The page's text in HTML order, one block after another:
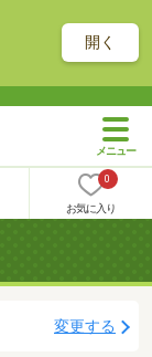
開く
0
お気に入り
変更する